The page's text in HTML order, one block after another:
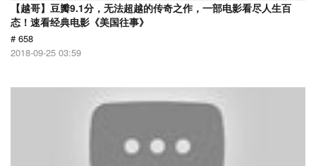
【越哥】豆瓣9.1分，无法超越的传奇之作，一部电影看尽人生百
态！速看经典电影《美国往事》
# 658
2018-09-25 03:59